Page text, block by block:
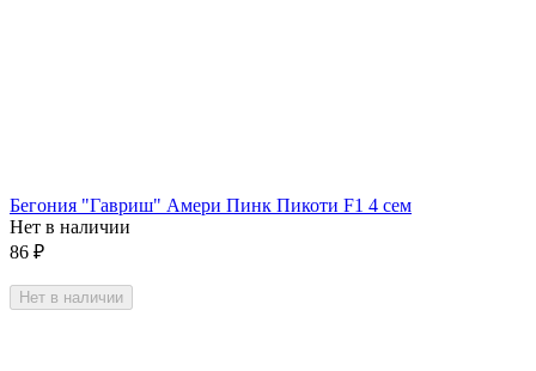
Бегония "Гавриш" Амери Пинк Пикоти F1 4 сем
Нет в наличии
86 ₽
Нет в наличии